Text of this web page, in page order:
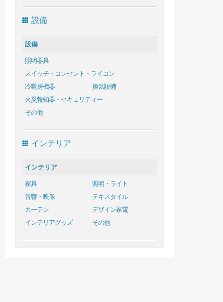
設備
設備
照明器具
スイッチ・コンセント・ライコン
冷暖房機器
換気設備
火災報知器・セキュリティー
その他
インテリア
インテリア
家具
照明・ライト
音響・映像
テキスタイル
カーテン
デザイン家電
インテリアグッズ
その他